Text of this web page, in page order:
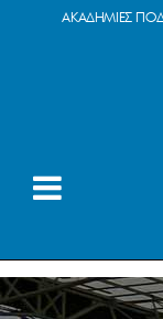
ΑΚΑΔΗΜΙΕΣ